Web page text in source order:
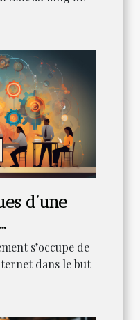
d’une
s’occupe de
dans le but